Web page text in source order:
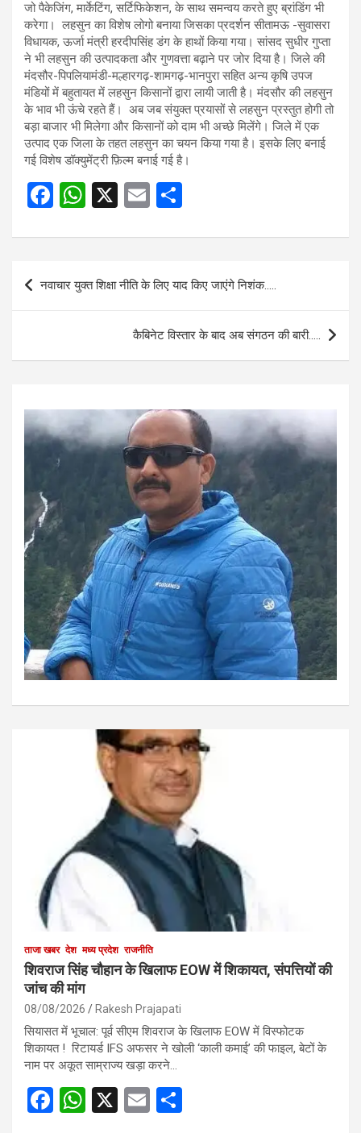
जो पैकेजिंग, मार्केटिंग, सर्टिफिकेशन, के साथ समन्वय करते हुए ब्रांडिंग भी
करेगा। लहसुन का विशेष लोगो बनाया जिसका प्रदर्शन सीतामऊ -सुवासरा
विधायक, ऊर्जा मंत्री हरदीपसिंह डंग के हाथों किया गया। सांसद सुधीर गुप्ता
ने भी लहसुन की उत्पादकता और गुणवत्ता बढ़ाने पर जोर दिया है। जिले की
मंदसौर-पिपलियामंडी-मल्हारगढ़-शामगढ़-भानपुरा सहित अन्य कृषि उपज
मंडियों में बहुतायत में लहसुन किसानों द्वारा लायी जाती है। मंदसौर की लहसुन
के भाव भी ऊंचे रहते हैं। अब जब संयुक्त प्रयासों से लहसुन प्रस्तुत होगी तो
बड़ा बाजार भी मिलेगा और किसानों को दाम भी अच्छे मिलेंगे। जिले में एक
उत्पाद एक जिला के तहत लहसुन का चयन किया गया है। इसके लिए बनाई
गई विशेष डॉक्युमेंट्री फ़िल्म बनाई गई है।
F
ce
o
W
at
s
A
X
E
ail ar
e
Post
navigation
नवाचार युक्त शिक्षा नीति के लिए याद किए जाएंगे निशंक…..
कैबिनेट विस्तार के बाद अब संगठन की बारी…..
ताजा खबर देश मध्य प्रदेश राजनीति
शिवराज सिंह चौहान के खिलाफ EOW में शिकायत, संपत्तियों की
जांच की मांग
08/08/2026 Rakesh Prajapati
सियासत में भूचाल: पूर्व सीएम शिवराज के खिलाफ EOW में विस्फोटक
शिकायत ! रिटायर्ड IFS अफसर ने खोली ‘काली कमाई’ की फाइल, बेटों के
नाम पर अकूत साम्राज्य खड़ा करने…
F
W X
E